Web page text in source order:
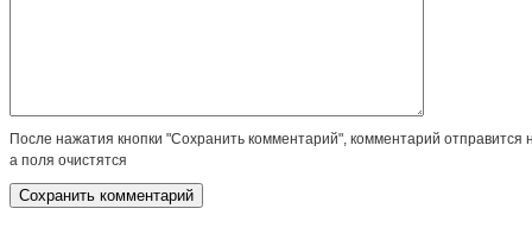
После нажатия кнопки "Сохранить комментарий", комментарий отправится
а поля очистятся